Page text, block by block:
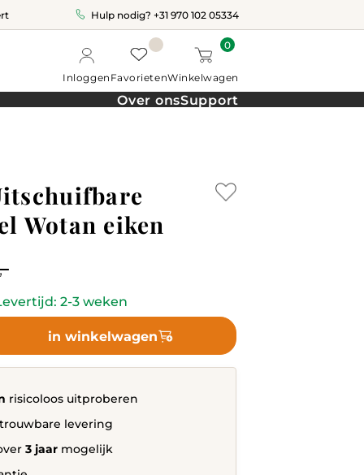
Hulp nodig? +31 970 102 05334
InloggenFavorieten
0
Winkelwagen
Over onsSupport
Wotan eiken
2-3 weken
in winkelwagen
risicoloos uitproberen
levering
3 jaarmogelijk